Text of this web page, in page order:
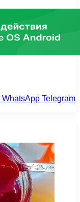
WhatsApp Telegram